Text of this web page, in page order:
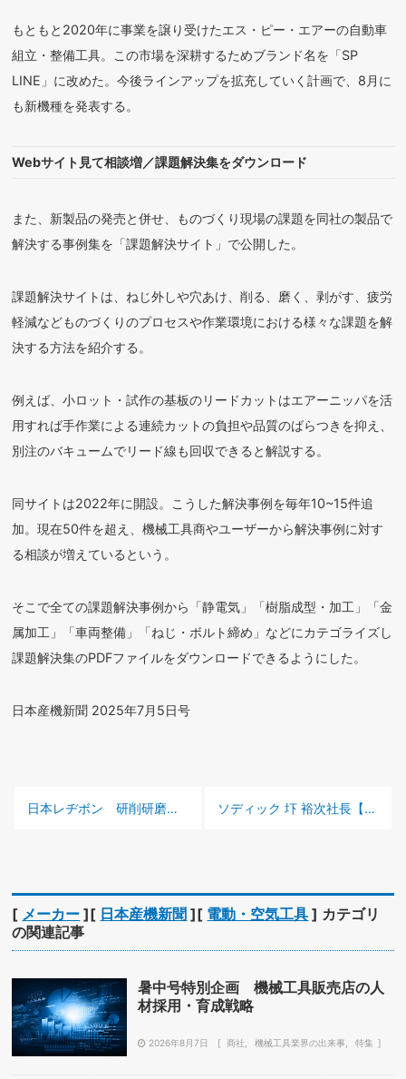
もともと2020年に事業を譲り受けたエス・ピー・エアーの自動車
組立・整備工具。この市場を深耕するためブランド名を「SP
LINE」に改めた。今後ラインアップを拡充していく計画で、8月に
も新機種を発表する。
Webサイト見て相談増／課題解決集をダウンロード
また、新製品の発売と併せ、ものづくり現場の課題を同社の製品で
解決する事例集を「課題解決サイト」で公開した。
課題解決サイトは、ねじ外しや穴あけ、削る、磨く、剥がす、疲労
軽減などものづくりのプロセスや作業環境における様々な課題を解
決する方法を紹介する。
例えば、小ロット・試作の基板のリードカットはエアーニッパを活
用すれば手作業による連続カットの負担や品質のばらつきを抑え、
別注のバキュームでリード線も回収できると解説する。
同サイトは2022年に開設。こうした解決事例を毎年10~15件追
加。現在50件を超え、機械工具商やユーザーから解決事例に対す
る相談が増えているという。
そこで全ての課題解決事例から「静電気」「樹脂成型・加工」「金
属加工」「車両整備」「ねじ・ボルト締め」などにカテゴライズし
課題解決集のPDFファイルをダウンロードできるようにした。
日本産機新聞 2025年7月5日号
前の記事 :
日本レヂボン 研削研磨のグローバルメーカーに 次の記事 :
ソディック 圷 裕次社長【この人に聞く2025】
[ メーカー ][ 日本産機新聞 ][ 電動・空気工具 ] カテゴリ
の関連記事
暑中号特別企画 機械工具販売店の人
材採用・育成戦略
2026年8月7日 商社 機械工具業界の出来事 特集